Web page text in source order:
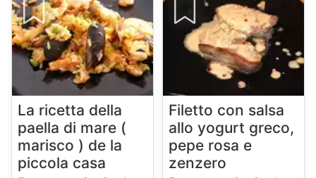
La ricetta della
paella di mare (
marisco ) de la
piccola casa
Filetto con salsa
allo yogurt greco,
pepe rosa e
zenzero